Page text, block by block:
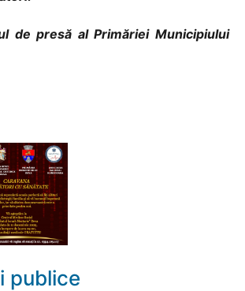
de presă al Primăriei Municipiului
publice